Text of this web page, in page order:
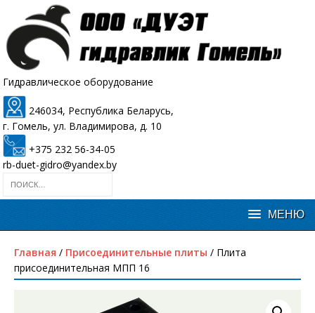
Гидравлическое оборудование
246034, Республика Беларусь,
г. Гомель, ул. Владимирова, д. 10
+375 232 56-34-05
rb-duet-gidro@yandex.by
Главная / Присоединительные плиты / Плита
присоединительная МПП 16